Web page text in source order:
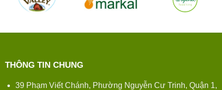
THÔNG TIN CHUNG
39 Phạm Viết Chánh, Phường Nguyễn Cư Trinh, Quận 1,